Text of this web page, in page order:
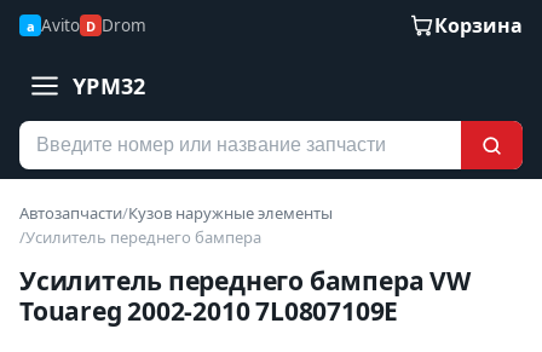
a Avito D Drom Корзина
YPM32
Автозапчасти/Кузов наружные элементы
/Усилитель переднего бампера
Усилитель переднего бампера VW
Touareg 2002-2010 7L0807109EНаведите для увеличения